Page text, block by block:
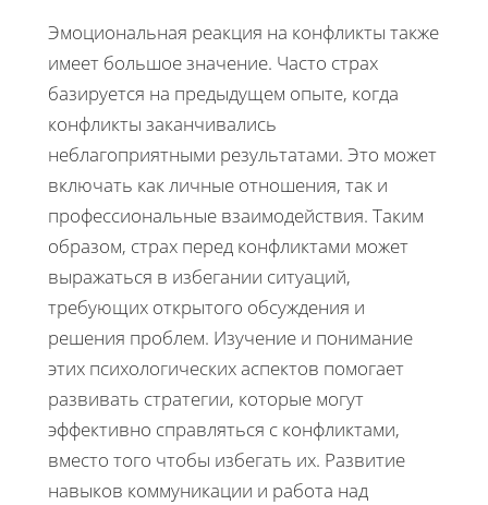
Эмоциональная реакция на конфликты также
имеет большое значение. Часто страх
базируется на предыдущем опыте, когда
конфликты заканчивались
неблагоприятными результатами. Это может
включать как личные отношения, так и
профессиональные взаимодействия. Таким
образом, страх перед конфликтами может
выражаться в избегании ситуаций,
требующих открытого обсуждения и
решения проблем. Изучение и понимание
этих психологических аспектов помогает
развивать стратегии, которые могут
эффективно справляться с конфликтами,
вместо того чтобы избегать их. Развитие
навыков коммуникации и работа над